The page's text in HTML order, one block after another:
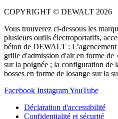
COPYRIGHT © DEWALT 2026
Vous trouverez ci-dessous les
plusieurs outils électroportatifs,
béton de DEWALT :
grille d'admission d'air en forme de
sur la poignée ; la configuration de
bosses en forme de losange sur la
Facebook InstagramYouTube
Déclaration d'accessibilité
Confidentialité et sécurité